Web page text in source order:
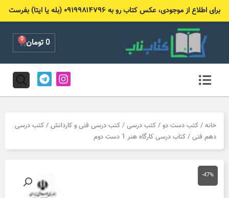
برای اطلاع از موجودی، عکس کتاب رو به ۰۹۱۹۹۸۱۴۷۹۶ (بله یا ایتا) بفرست
0تومان 0
Cart
I
n
s
g
a
T
e
l
r
m
خانه / کتب دست دو / کتب درسی / کتب درسی فنی و کاردانش / کتب درسی
دهم فنی / کتاب درسی کارگاه هنر 1 دست دوم
-47%